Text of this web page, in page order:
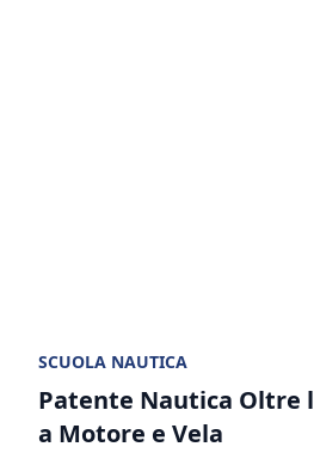
SCUOLA NAUTICA
Patente Nautica Oltre
a Motore e Vela